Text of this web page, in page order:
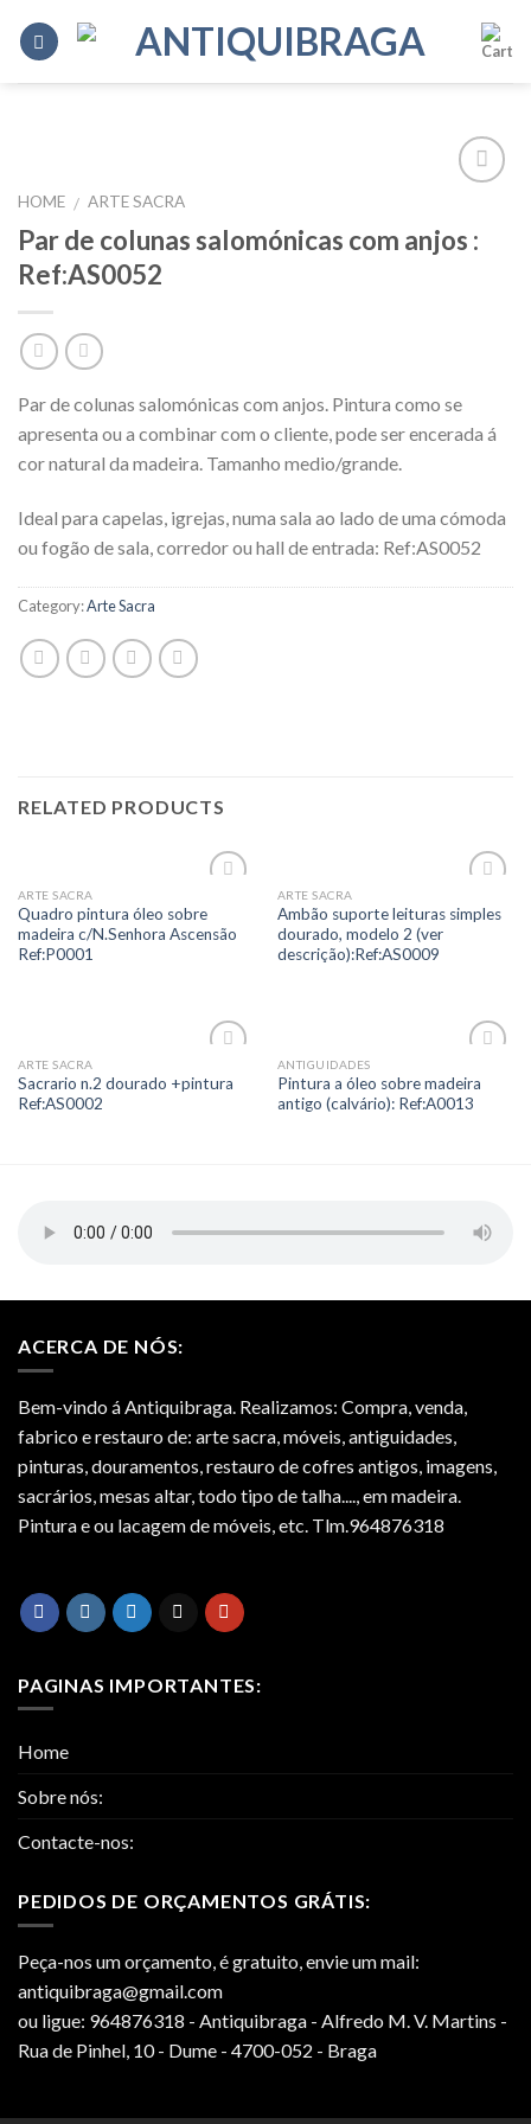
HOME / ARTE SACRA
Par de colunas salomónicas com anjos :
Ref:AS0052
Par de colunas salomónicas com anjos. Pintura como se
apresenta ou a combinar com o cliente, pode ser encerada á
cor natural da madeira. Tamanho medio/grande.
Ideal para capelas, igrejas, numa sala ao lado de uma cómoda
ou fogão de sala, corredor ou hall de entrada: Ref:AS0052
Category:Arte Sacra
RELATED PRODUCTS
Wishlist
ARTE SACRA
Quadro pintura óleo sobre
madeira c/N.Senhora Ascensão
Ref:P0001
Wishlist
ARTE SACRA
Ambão suporte leituras simples
dourado, modelo 2 (ver
descrição):Ref:AS0009
Wishlist
ARTE SACRA
Sacrario n.2 dourado +pintura
Ref:AS0002
Add to
Wishlist
ANTIGUIDADES
Pintura a óleo sobre madeira
antigo (calvário): Ref:A0013
ACERCA DE NÓS:
Bem-vindo á Antiquibraga. Realizamos: Compra, venda,
fabrico e restauro de: arte sacra, móveis, antiguidades,
pinturas, douramentos, restauro de cofres antigos, imagens,
sacrários, mesas altar, todo tipo de talha...., em madeira.
Pintura e ou lacagem de móveis, etc. Tlm.964876318
PAGINAS IMPORTANTES:
Home
Sobre nós:
Contacte-nos:
PEDIDOS DE ORÇAMENTOS GRÁTIS:
Peça-nos um orçamento, é gratuito, envie um mail:
antiquibraga@gmail.com
ou ligue: 964876318 - Antiquibraga - Alfredo M. V. Martins -
Rua de Pinhel, 10 - Dume - 4700-052 - Braga